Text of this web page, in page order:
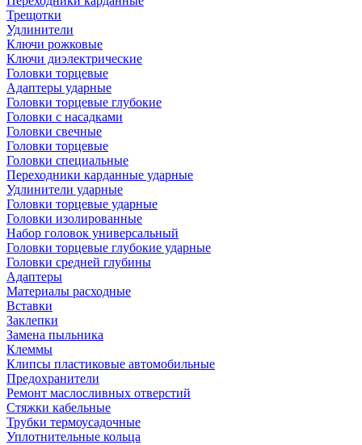
Трещотки
Удлинители
Ключи рожковые
Ключи диэлектрические
Головки торцевые
Адаптеры ударные
Головки торцевые глубокие
Головки с насадками
Головки свечные
Головки торцевые
Головки специальные
Переходники карданные ударные
Удлинители ударные
Головки торцевые ударные
Головки изолированные
Набор головок универсальный
Головки торцевые глубокие ударные
Головки средней глубины
Адаптеры
Материалы расходные
Вставки
Заклепки
Замена пыльника
Клеммы
Клипсы пластиковые автомобильные
Предохранители
Ремонт маслосливных отверстий
Стяжки кабельные
Трубки термоусадочные
Уплотнительные кольца